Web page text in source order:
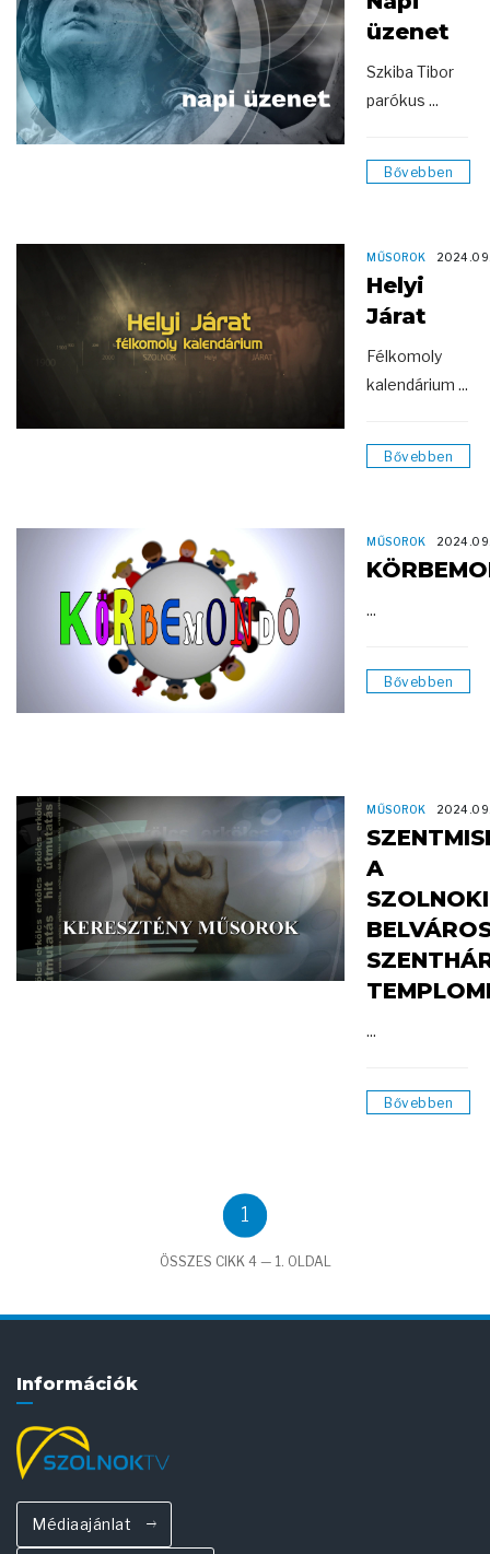
üzenet
Szkiba Tibor
parókus ...
Bővebben
MŰSOROK
Helyi
Járat
Félkomoly
kalendárium ...
Bővebben
MŰSOROK
...
Bővebben
MŰSOROK
A
SZOLNOKI
...
Bővebben
1
ÖSSZES CIKK 4 — 1. OLDAL
Információk
Médiaajánlat